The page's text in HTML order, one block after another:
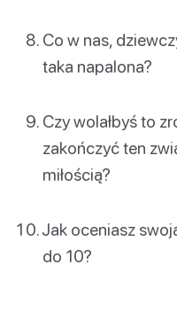
Co w nas,
taka napalona?
Czy wolałbyś to
zakończyć ten
miłością?
Jak oceniasz
do 10?